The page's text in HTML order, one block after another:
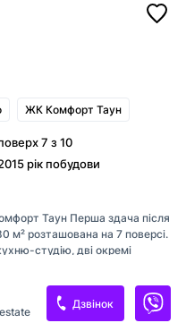
ЖК Комфорт Таун
7 з 10
рік побудови
Таун Перша здача після
м² розташована на 7 поверсі.
студію, дві окремі
на комфорт та атмосферу. У
з імітацією звуків дощу,
час. Панорамні вікна
Дзвінок